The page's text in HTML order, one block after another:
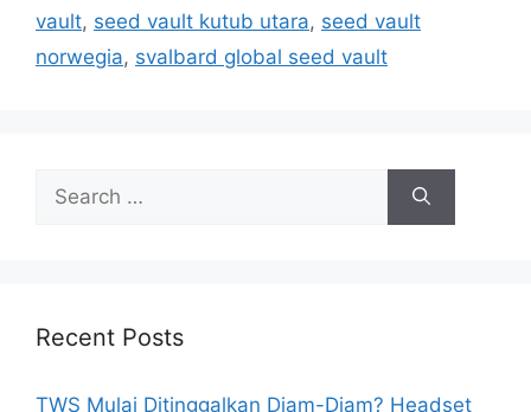
r
vault, seed vault kutub utara, seed vault
norwegia, svalbard global seed vault
h
Recent Posts
TWS Mulai Ditinggalkan Diam-Diam? Headset